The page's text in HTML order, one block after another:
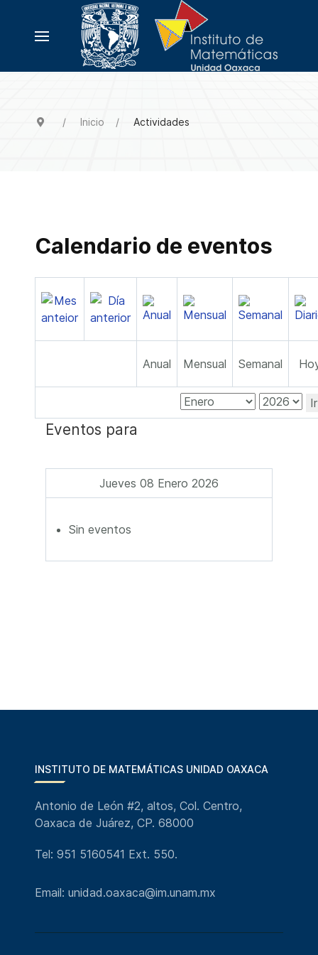
Inicio Actividades
Calendario de eventos
Anual Mensual Semanal
Eventos para
Jueves 08 Enero 2026
Sin eventos
INSTITUTO DE MATEMÁTICAS UNIDAD OAXACA
Antonio de León #2, altos, Col. Centro,
Oaxaca de Juárez, CP. 68000
Tel: 951 5160541 Ext. 550.
Email: unidad.oaxaca@im.unam.mx